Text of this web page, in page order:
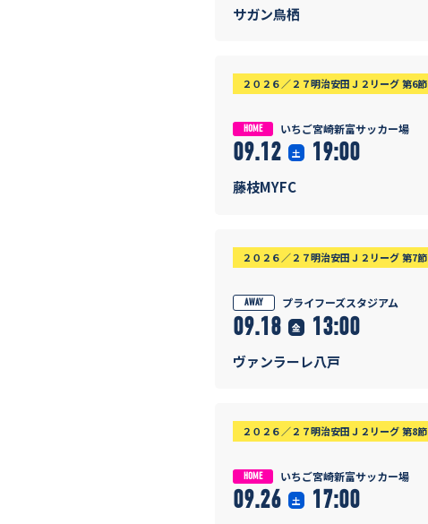
サガン鳥栖
２０２６／２７明治安田Ｊ２リーグ 第6節
HOME いちご宮崎新富サッカー場
09.12 土 19:00
藤枝MYFC
２０２６／２７明治安田Ｊ２リーグ 第7節
AWAY プライフーズスタジアム
09.18 金 13:00
ヴァンラーレ八戸
２０２６／２７明治安田Ｊ２リーグ 第8節
HOME いちご宮崎新富サッカー場
09.26 土 17:00